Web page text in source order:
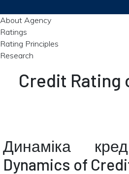
About Agency
Ratings
Rating Principles
Research
Credit Rating
Динаміка
Dynamics of